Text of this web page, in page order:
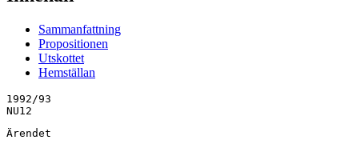
Sammanfattning
Propositionen
Utskottet
Hemställan
1992/93
NU12
Ärendet